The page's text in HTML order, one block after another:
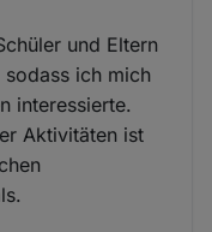
und Eltern
ich mich
interessierte.
Aktivitäten ist